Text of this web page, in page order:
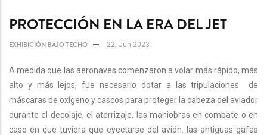
PROTECCIÓN EN LA ERA DEL JET
EXHIBICIÓN BAJO TECHO 22, Jun 2023
A medida que las aeronaves comenzaron a volar más rápido, más
alto y más lejos, fue necesario dotar a las tripulaciones de
máscaras de oxígeno y cascos para proteger la cabeza del aviador
durante el decolaje, el aterrizaje, las maniobras en combate o en
caso en que tuviera que eyectarse del avión. las antiguas gafas